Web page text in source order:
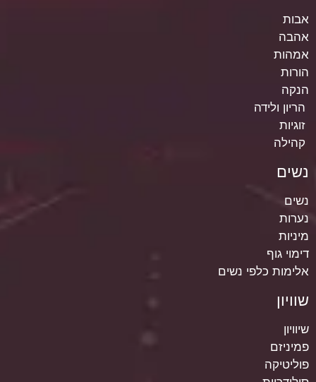
אבות
אהבה
אמהות
הורות
הנקה
הריון ולידה
זוגיות
קהילה
נשים
נשים
נערות
מיניות
דימוי גוף
אלימות כלפי נשים
שוויון
שיוויון
פמיניזם
פוליטיקה